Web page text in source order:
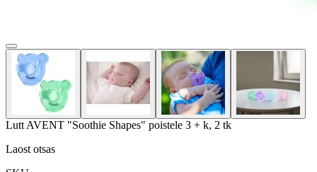
Lutt AVENT "Soothie Shapes" poistele 3 + k, 2 tk
Laost otsas